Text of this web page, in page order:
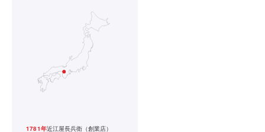
1781年近江屋長兵衛（創業店）